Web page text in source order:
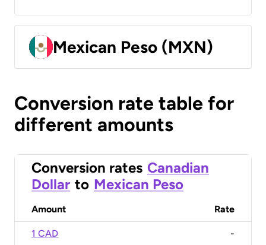
Mexican Peso (MXN)
Conversion rate table for
different amounts
Conversion rates Canadian
Dollar to Mexican Peso
Amount Rate
1 CAD -